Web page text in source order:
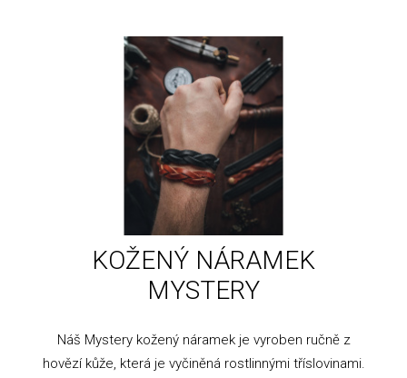
KOŽENÝ NÁRAMEK
MYSTERY
Náš Mystery kožený náramek je vyroben ručně z
hovězí kůže, která je vyčiněná rostlinnými tříslovinami.